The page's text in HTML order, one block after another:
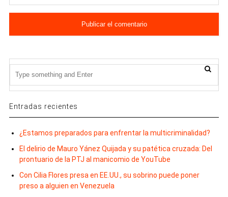
Entradas recientes
¿Estamos preparados para enfrentar la multicriminalidad?
El delirio de Mauro Yánez Quijada y su patética cruzada: Del
prontuario de la PTJ al manicomio de YouTube
Con Cilia Flores presa en EE.UU., su sobrino puede poner
preso a alguien en Venezuela